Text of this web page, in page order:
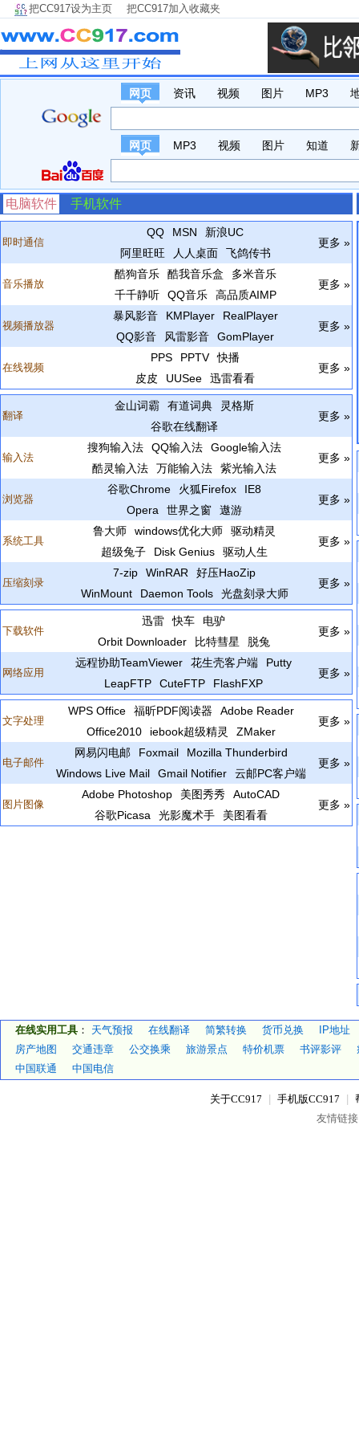
把CC917设为主页 把CC917加入收藏夹
网页 资讯 视频 图片 MP3
网页 MP3 视频 图片 知道
电脑软件 手机软件
即时通信
QQ MSN
新浪UC
阿里旺旺
人人桌面 飞鸽传书
更多 »
音乐播放
酷狗音乐 酷我音乐盒
多米音乐
千千静听
QQ音乐 高品质AIMP
更多 »
视频播放器
暴风影音 KMPlayer
RealPlayer
QQ影音
风雷影音 GomPlayer
更多 »
在线视频
PPS PPTV
快播
皮皮
UUSee 迅雷看看
更多 »
翻译
金山词霸 有道词典
灵格斯
谷歌在线翻译
更多 »
输入法
搜狗输入法 QQ输入法
Google输入法
酷灵输入法
万能输入法 紫光输入法
更多 »
浏览器
谷歌Chrome 火狐Firefox
IE8
Opera
世界之窗 遨游
更多 »
系统工具
鲁大师 windows优化大师
驱动精灵
超级兔子
Disk Genius 驱动人生
更多 »
压缩刻录
7-zip WinRAR
好压HaoZip
WinMount
Daemon Tools 光盘刻录大师
更多 »
下载软件
迅雷 快车
电驴
Orbit Downloader
比特彗星 脱兔
更多 »
网络应用
远程协助TeamViewer 花生壳客户端
Putty
LeapFTP
CuteFTP FlashFXP
更多 »
文字处理
WPS Office 福昕PDF阅读器
Adobe Reader
Office2010
iebook超级精灵 ZMaker
更多 »
电子邮件
网易闪电邮 Foxmail
Mozilla Thunderbird
Windows Live Mail
Gmail Notifier 云邮PC客户端
更多 »
图片图像
Adobe Photoshop 美图秀秀
AutoCAD
谷歌Picasa
光影魔术手 美图看看
更多 »
在线实用工具 ： 天气预报 在线翻译 简繁转换 货币兑换
IP地址
房产地图
交通违章 公交换乘 旅游景点 特价机票 书评影评
中国联通
中国电信
关于CC917 手机版CC917
友情链